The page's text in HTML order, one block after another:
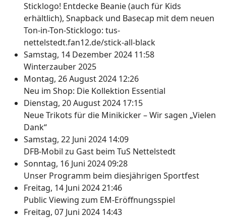
Sticklogo! Entdecke Beanie (auch für Kids
erhältlich), Snapback und Basecap mit dem neuen
Ton-in-Ton-Sticklogo: tus-
nettelstedt.fan12.de/stick-all-black
Samstag, 14 Dezember 2024 11:58
Winterzauber 2025
Montag, 26 August 2024 12:26
Neu im Shop: Die Kollektion Essential
Dienstag, 20 August 2024 17:15
Neue Trikots für die Minikicker – Wir sagen „Vielen
Dank“
Samstag, 22 Juni 2024 14:09
DFB-Mobil zu Gast beim TuS Nettelstedt
Sonntag, 16 Juni 2024 09:28
Unser Programm beim diesjährigen Sportfest
Freitag, 14 Juni 2024 21:46
Public Viewing zum EM-Eröffnungsspiel
Freitag, 07 Juni 2024 14:43